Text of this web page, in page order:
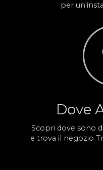
per
Dove
Scopri dove sono
e trova il negozio